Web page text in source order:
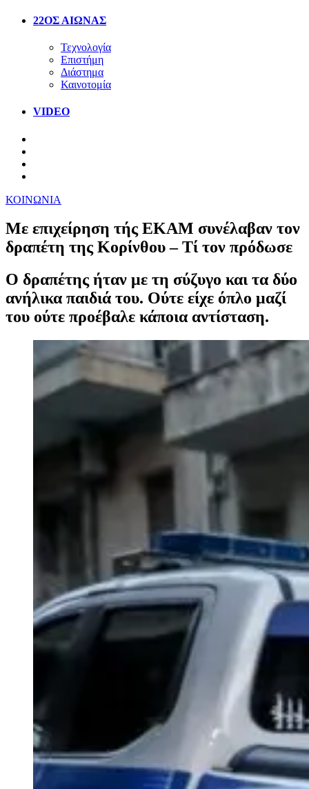
22ΟΣ ΑΙΩΝΑΣ
Τεχνολογία
Επιστήμη
Διάστημα
Καινοτομία
VIDEO
ΚΟΙΝΩΝΙΑ
Με επιχείρηση τής ΕΚΑΜ συνέλαβαν τον
δραπέτη της Κορίνθου – Τί τον πρόδωσε
Ο δραπέτης ήταν με τη σύζυγο και τα δύο
ανήλικα παιδιά του. Ούτε είχε όπλο μαζί
του ούτε προέβαλε κάποια αντίσταση.